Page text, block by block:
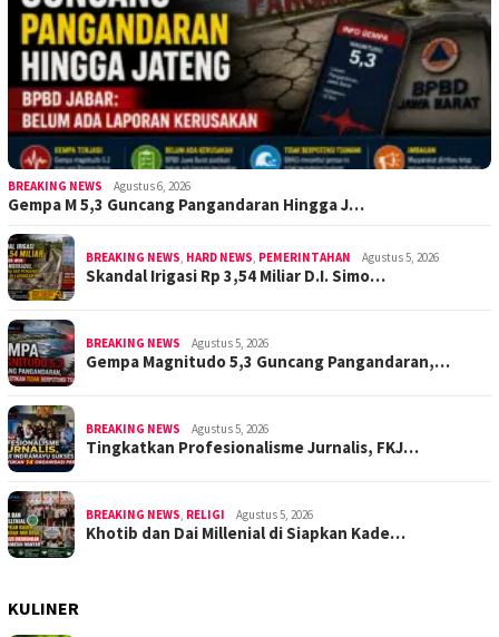
BREAKING NEWS Agustus 6, 2026
Gempa M 5,3 Guncang Pangandaran Hingga J…
BREAKING NEWS, HARD NEWS, PEMERINTAHAN Agustus 5, 2026
Skandal Irigasi Rp 3,54 Miliar D.I. Simo…
BREAKING NEWS Agustus 5, 2026
Gempa Magnitudo 5,3 Guncang Pangandaran,…
BREAKING NEWS Agustus 5, 2026
Tingkatkan Profesionalisme Jurnalis, FKJ…
BREAKING NEWS, RELIGI Agustus 5, 2026
Khotib dan Dai Millenial di Siapkan Kade…
KULINER